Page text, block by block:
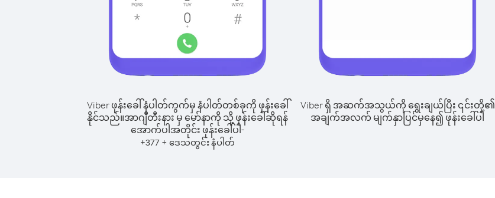
Viber ဖုန်းခေါ်နံပါတ်ကွက်မှ နံပါတ်တစ်ခုကို ဖုန်းခေါ်
နိုင်သည်။အာဂျီတီးနား မှ မော်နာကို သို့ ဖုန်းခေါ်ဆိုရန်
အောက်ပါအတိုင်း ဖုန်းခေါ်ပါ-
+377 + ဒေသတွင်း နံပါတ်
Viber ရှိ အဆက်အသွယ်ကို ရွေးချယ်ပြီး ၎င်းတို့၏
အချက်အလက် မျက်နှာပြင်မှနေ၍ ဖုန်းခေါ်ပါ